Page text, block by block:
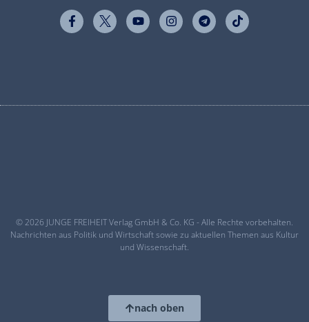
© 2026 JUNGE FREIHEIT Verlag GmbH & Co. KG - Alle Rechte vorbehalten.
Nachrichten aus Politik und Wirtschaft sowie zu aktuellen Themen aus Kultur
und Wissenschaft.
nach oben